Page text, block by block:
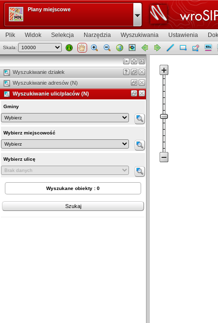
Plik Widok Selekcja Narzędzia Wyszukiwania Ustawienia
Skala:
Wyszukiwanie działek
Wyszukiwanie adresów (N)
Gminy
Wybierz miejscowość
Wybierz ulicę
Wyszukane obiekty : 0
Szukaj
Wyszukiwanie ulic/placów (N)
Widok mapy
Plany miejscowe